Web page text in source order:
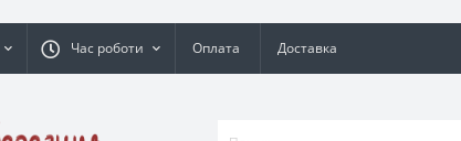
Час роботи Оплата Доставка